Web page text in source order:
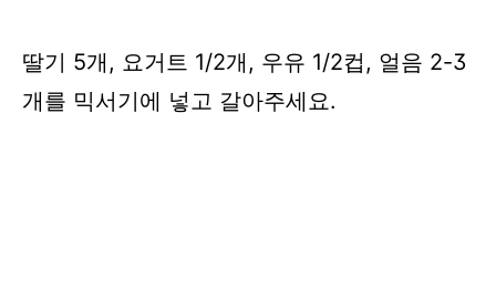
딸기 5개, 요거트 1/2개, 우유 1/2컵, 얼음 2-3
개를 믹서기에 넣고 갈아주세요.